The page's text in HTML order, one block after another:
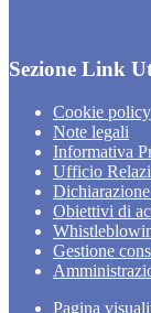
Sezione Link
Cookie policy
Note legali
Informativa
Ufficio
Obiettivi di
Gestione
Pagina